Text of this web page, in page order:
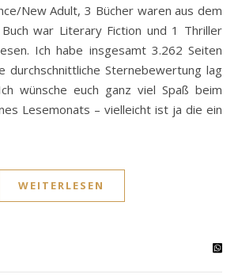
New Adult, 3 Bücher waren aus dem
war Literary Fiction und 1 Thriller
Ich habe insgesamt 3.262 Seiten
durchschnittliche Sternebewertung lag
wünsche euch ganz viel Spaß beim
Lesemonats – vielleicht ist ja die ein
WEITERLESEN